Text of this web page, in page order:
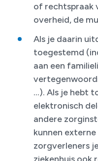
of rechtspraak
overheid, de
Als je daarin
toegestemd
aan een
...). Als je hebt
elektronisch
andere
kunnen
zorgverleners